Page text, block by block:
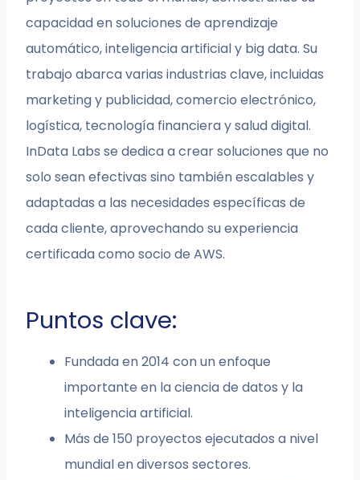
capacidad en soluciones de aprendizaje
automático, inteligencia artificial y big data. Su
trabajo abarca varias industrias clave, incluidas
marketing y publicidad, comercio electrónico,
logística, tecnología financiera y salud digital.
InData Labs se dedica a crear soluciones que no
solo sean efectivas sino también escalables y
adaptadas a las necesidades específicas de
cada cliente, aprovechando su experiencia
certificada como socio de AWS.
Puntos clave:
Fundada en 2014 con un enfoque
importante en la ciencia de datos y la
inteligencia artificial.
Más de 150 proyectos ejecutados a nivel
mundial en diversos sectores.